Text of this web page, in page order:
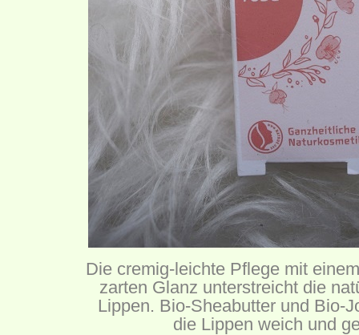
Die cremig-leichte Pflege mit
zarten Glanz unterstreicht die
Lippen. Bio-Sheabutter und Bio-
die Lippen weich und